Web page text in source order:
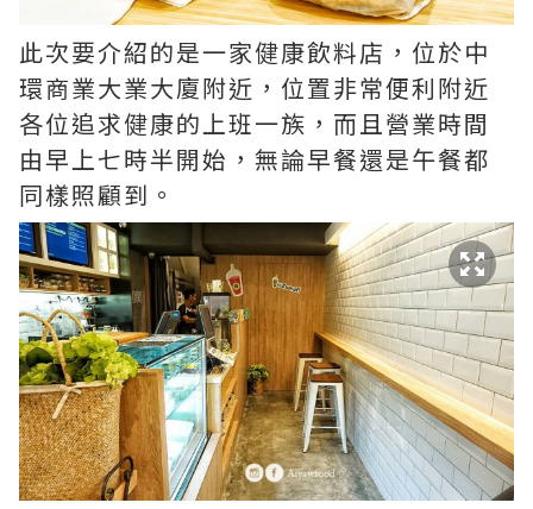
此次要介紹的是一家健康飲料店，位於中
環商業大業大廈附近，位置非常便利附近
各位追求健康的上班一族，而且營業時間
由早上七時半開始，無論早餐還是午餐都
同樣照顧到。